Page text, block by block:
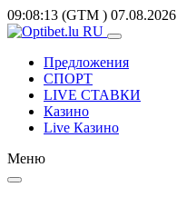
09:08:13 (GTM ) 07.08.2026
Предложения
СПОРТ
LIVE СТАВКИ
Казино
Live Казино
Меню